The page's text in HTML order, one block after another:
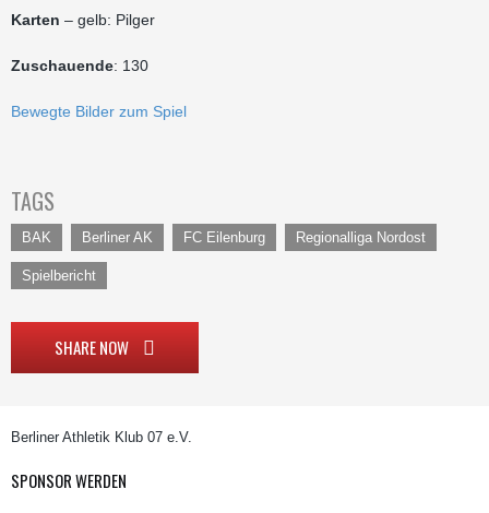
Karten – gelb: Pilger
Zuschauende: 130
Bewegte Bilder zum Spiel
TAGS
BAK Berliner AK FC Eilenburg Regionalliga Nordost
Spielbericht
SHARE NOW
Berliner Athletik Klub 07 e.V.
SPONSOR WERDEN